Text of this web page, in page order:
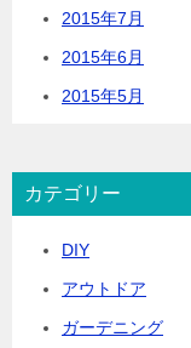
2015年7月
2015年6月
2015年5月
カテゴリー
DIY
アウトドア
ガーデニング